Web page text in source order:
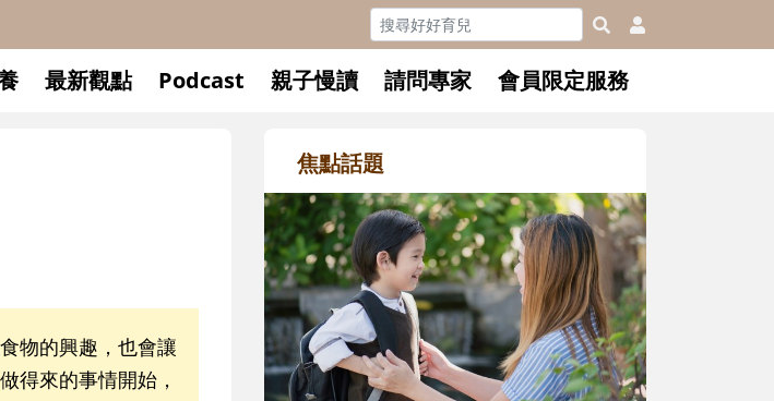
最新觀點 Podcast 親子慢讀 請問專家 會員限定服務
物的興趣，也會讓
得來的事情開始，
焦點話題
和孩子一起長大的那個
懂父親的不同模樣
沒有人天生就擅長當爸爸
在一次次「前所未有」的
著孩子一起長大。從給予